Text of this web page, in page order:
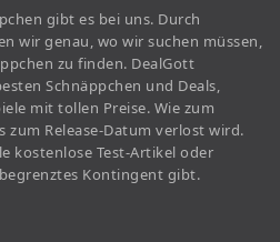
gibt es bei uns. Durch
wir genau, wo wir suchen müssen,
zu finden. DealGott
Schnäppchen und Deals,
mit tollen Preise. Wie zum
zum Release-Datum verlost wird.
kostenlose Test-Artikel oder
Kontingent gibt.